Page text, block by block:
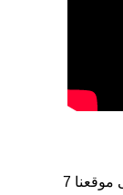
إسراء هو اسم فتاة. أصل الأسم هو العربية على موقعنا 7